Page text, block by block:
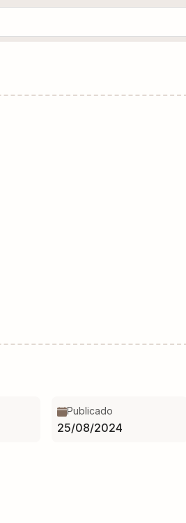
Publicado
25/08/2024